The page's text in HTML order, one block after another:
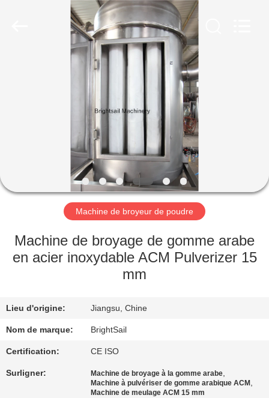
PRODUITS
AU
SUJET
NOUS
L'USINE
CONTRÔLE
DE
Machine de broyeur de poudre
Machine de broyage de gomme arabe
en acier inoxydable ACM Pulverizer 15
mm
Lieu d'origine: Jiangsu, Chine
Nom de marque: BrightSail
Certification: CE ISO
Surligner: Machine de broyage à la gomme arabe,
Machine à pulvériser de gomme arabique ACM ,
Machine de meulage ACM 15 mm